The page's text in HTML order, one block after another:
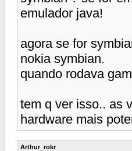
emulador java!
agora se for
nokia symbian.
quando rodava
tem q ver isso.. as
hardware mais
Arthur_rokr